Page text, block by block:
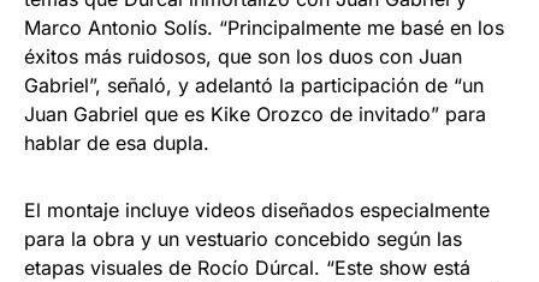
Marco Antonio Solís. “Principalmente me basé en los
éxitos más ruidosos, que son los duos con Juan
Gabriel”, señaló, y adelantó la participación de “un
Juan Gabriel que es Kike Orozco de invitado” para
hablar de esa dupla.
El montaje incluye videos diseñados especialmente
para la obra y un vestuario concebido según las
etapas visuales de Rocío Dúrcal. “Este show está